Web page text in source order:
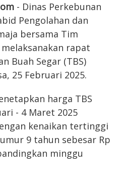
- Dinas Perkebunan
Pengolahan dan
bersama Tim
rapat
Buah Segar (TBS)
25 Februari 2025.
harga TBS
- 4 Maret 2025
kenaikan tertinggi
9 tahun sebesar Rp
minggu